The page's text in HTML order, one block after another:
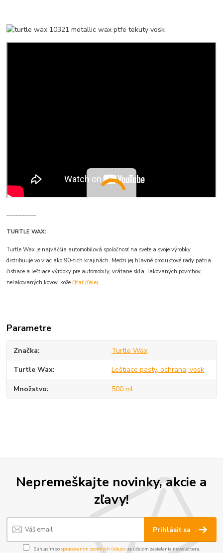
TURTLE WAX:
Turtle Wax je najväčšia automobilová spoločnosť na svete a svoje výrobky
distribuuje vo viac ako 90-tich krajinách. Medzi jej hlavné produktové rady patria
čistiace a leštiace výrobky pre automobily, vrátane skla, lakovaných povrchov,
nelakovaných kovov, kožečítať ďalej...
Parametre
Značka Turtle Wax
Turtle Wax Leštiace pasty, ochrana, vosk
Množstvo 500 ml
Nepremeškajte novinky, akcie a
zľavy!
Prihlásiť sa
Súhlasím sospracovaním osobných údajov za účelom zasielania newslettera.